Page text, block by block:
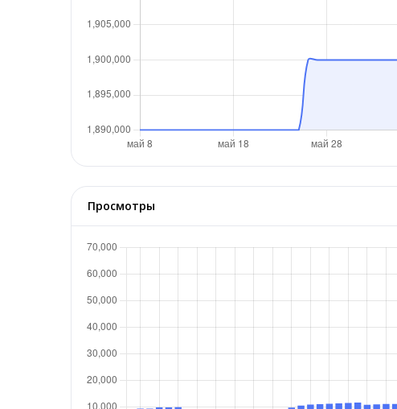
Просмотры